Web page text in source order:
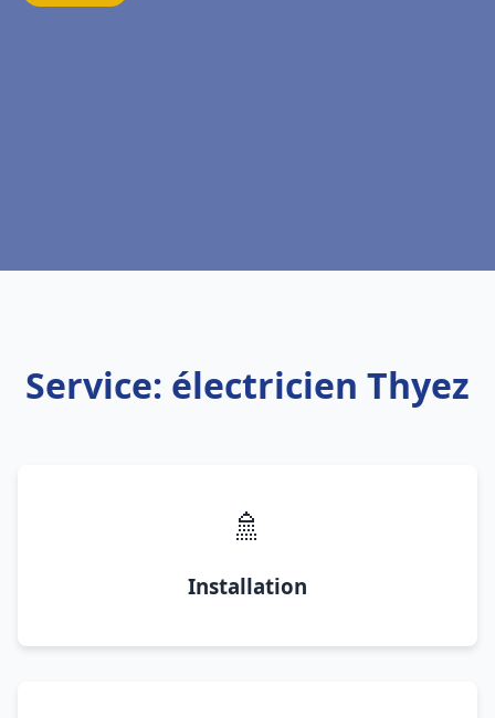
Service: électricien Thyez
🚿
Installation